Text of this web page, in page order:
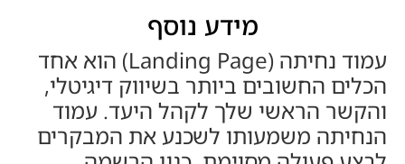
מידע נוסף
עמוד נחיתה (Landing Page) הוא אחד
הכלים החשובים ביותר בשיווק דיגיטלי,
והקשר הראשי שלך לקהל היעד. עמוד
הנחיתה משמעותו לשכנע את המבקרים